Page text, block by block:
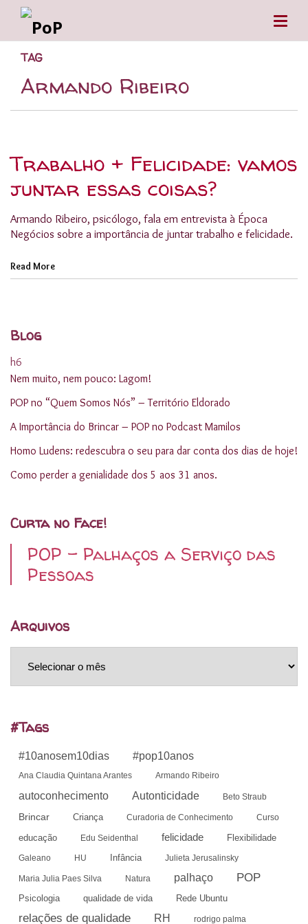
TAG
Armando Ribeiro
Trabalho + Felicidade: vamos
juntar essas coisas?
Armando Ribeiro, psicólogo, fala em entrevista à Época
Negócios sobre a importância de juntar trabalho e felicidade.
Read More
Blog
h6
Nem muito, nem pouco: Lagom!
POP no “Quem Somos Nós” – Território Eldorado
A Importância do Brincar – POP no Podcast Mamilos
Homo Ludens: redescubra o seu para dar conta dos dias de hoje!
Como perder a genialidade dos 5 aos 31 anos.
Curta no Face!
POP - Palhaços a Serviço das
Pessoas
Arquivos
#Tags
#10anosem10dias #pop10anos
Ana Claudia Quintana Arantes Armando Ribeiro
autoconhecimento Autonticidade Beto Straub
Brincar Criança Curadoria de Conhecimento Curso
educação Edu Seidenthal felicidade Flexibilidade
Galeano HU Infância Julieta Jerusalinsky
Maria Julia Paes Silva Natura palhaço POP
Psicologia qualidade de vida Rede Ubuntu
relações de qualidade RH rodrigo palma